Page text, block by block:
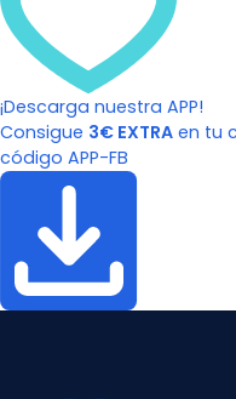
¡Descarga nuestra APP!
Consigue 3€ EXTRA en tu
código APP-FB